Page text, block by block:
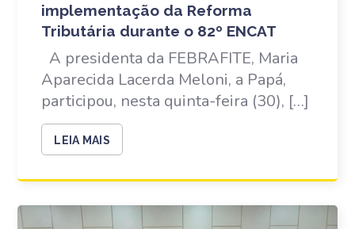
implementação da Reforma
Tributária durante o 82º ENCAT
A presidenta da FEBRAFITE, Maria
Aparecida Lacerda Meloni, a Papá,
participou, nesta quinta-feira (30), […]
LEIA MAIS